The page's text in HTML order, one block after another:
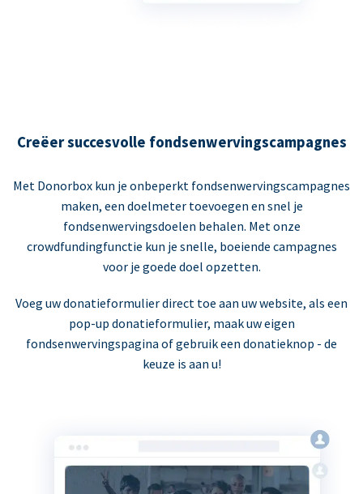
Creëer succesvolle fondsenwervingscampagnes
Met Donorbox kun je onbeperkt fondsenwervingscampagnes
maken, een doelmeter toevoegen en snel je
fondsenwervingsdoelen behalen. Met onze
crowdfundingfunctie kun je snelle, boeiende campagnes
voor je goede doel opzetten.
Voeg uw donatieformulier direct toe aan uw website, als een
pop-up donatieformulier, maak uw eigen
fondsenwervingspagina of gebruik een donatieknop - de
keuze is aan u!